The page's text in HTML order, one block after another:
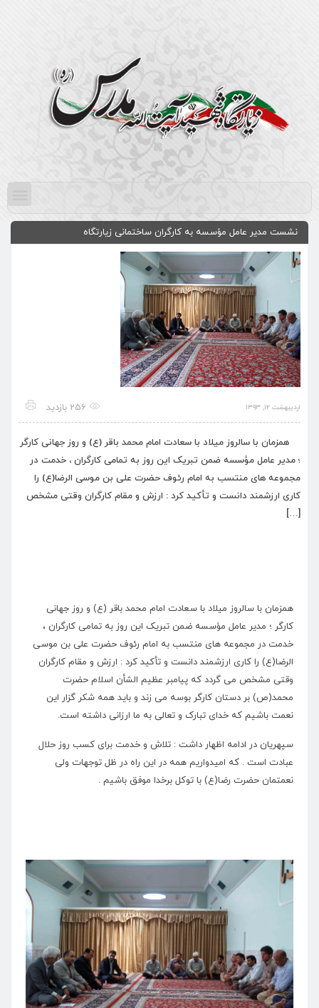
نشست مدیر عامل مؤسسه به کارگران ساختمانی زیارتگاه
اردیبهشت ۱۲, ۱۳۹۳ 256 بازدید
همزمان با سالروز میلاد با سعادت امام محمد باقر (ع) و روز جهانی کارگر
؛ مدیر عامل مؤسسه ضمن تبریک این روز به تمامی کارگران ، خدمت در
مجموعه های منتسب به امام رئوف حضرت علی بن موسی الرضا(ع) را
کاری ارزشمند دانست و تأکید کرد : ارزش و مقام کارگران وقتی مشخص
[…]
همزمان با سالروز میلاد با سعادت امام محمد باقر (ع) و روز جهانی
کارگر ؛ مدیر عامل مؤسسه ضمن تبریک این روز به تمامی کارگران ،
خدمت در مجموعه های منتسب به امام رئوف حضرت علی بن موسی
الرضا(ع) را کاری ارزشمند دانست و تأکید کرد : ارزش و مقام کارگران
وقتی مشخص می گردد که پیامبر عظیم الشأن اسلام حضرت
محمد(ص) بر دستان کارگر بوسه می زند و باید همه شکر گزار این
نعمت باشیم که خدای تبارک و تعالی به ما ارزانی داشته است.
سپهریان در ادامه اظهار داشت : تلاش و خدمت برای کسب روز حلال
عبادت است . که امیدواریم همه در این راه در ظل توجهات ولی
نعمتمان حضرت رضا(ع) با توکل برخدا موفق باشیم .